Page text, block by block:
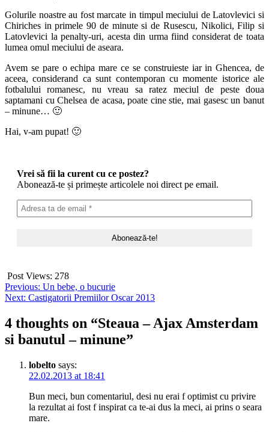
Golurile noastre au fost marcate in timpul meciului de Latovlevici si
Chiriches in primele 90 de minute si de Rusescu, Nikolici, Filip si
Latovlevici la penalty-uri, acesta din urma fiind considerat de toata
lumea omul meciului de aseara.
Avem se pare o echipa mare ce se construieste iar in Ghencea, de
aceea, considerand ca sunt contemporan cu momente istorice ale
fotbalului romanesc, nu vreau sa ratez meciul de peste doua
saptamani cu Chelsea de acasa, poate cine stie, mai gasesc un banut
– minune… 🙂
Hai, v-am pupat! 🙂
Vrei să fii la curent cu ce postez?
Abonează-te și primește articolele noi direct pe email.
Post Views: 278
Post
navigation
Previous: Un bebe, o bucurie
Next: Castigatorii Premiilor Oscar 2013
4 thoughts on “Steaua – Ajax Amsterdam
si banutul – minune”
lobelto says:
22.02.2013 at 18:41
Bun meci, bun comentariul, desi nu erai f optimist cu privire
la rezultat ai fost f inspirat ca te-ai dus la meci, ai prins o seara
mare.